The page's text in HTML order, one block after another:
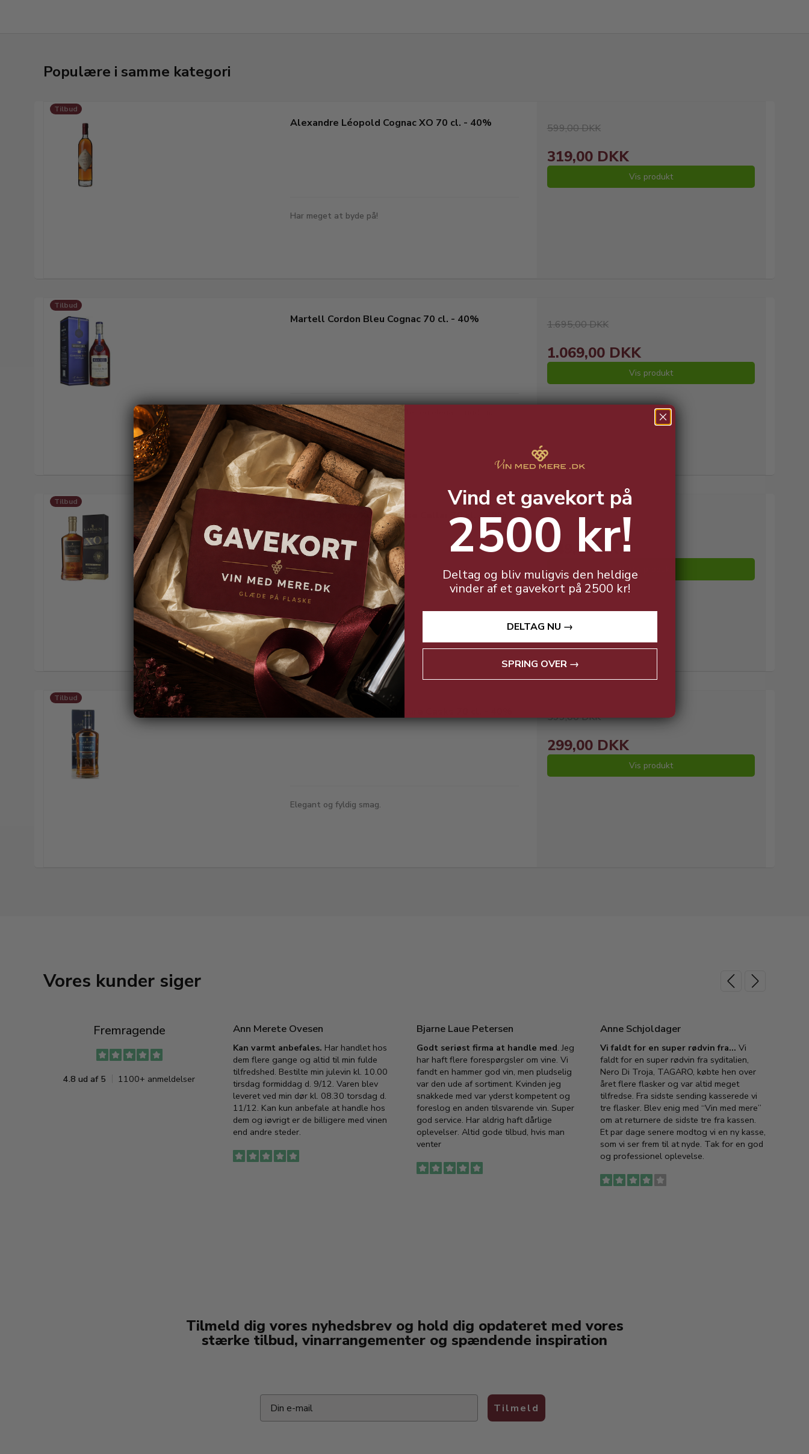
Populære i samme kategori
Tilbud
Alexandre Léopold Cognac XO 70 cl. - 40%
Har meget at byde på!
599,00 DKK
319,00 DKK
Vis produkt
Tilbud
Martell Cordon Bleu Cognac 70 cl. - 40%
Ekplosion af krydrede frugtnoter og elegant rigdom.
1.695,00 DKK
1.069,00 DKK
Vis produkt
Tilbud
Larsen Cognac XO Paradise Cellar 70 cl. - 40%
Fyldige og rige noter af frugt.
849,00 DKK
449,00 DKK
Tilbud
Larsen Cognac VSOP Mature Casks 70 cl. - 40%
Elegant og fyldig smag.
599,00 DKK
299,00 DKK
Vis produkt
Vores kunder siger
Fremragende
4.8 ud af 5 1100+ anmeldelser
Ann Merete Ovesen
Kan varmt anbefales. Har handlet hos
dem flere gange og altid til min fulde
tilfredshed. Bestilte min julevin kl. 10.00
tirsdag formiddag d. 9/12. Varen blev
leveret ved min dør kl. 08.30 torsdag d.
11/12. Kan kun anbefale at handle hos
dem og iøvrigt er de billigere med vinen
end andre steder.
Bjarne Laue Petersen
Godt seriøst firma at handle med. Jeg
har haft flere forespørgsler om vine. Vi
fandt en hammer god vin, men pludselig
var den ude af sortiment. Kvinden jeg
snakkede med var yderst kompetent og
foreslog en anden tilsvarende vin. Super
god service. Har aldrig haft dårlige
oplevelser. Altid gode tilbud, hvis man
venter
Anne Schjoldager
Vi faldt for en super rødvin fra… Vi
faldt for en super rødvin fra syditalien,
Nero Di Troja, TAGARO, købte hen over
året flere flasker og var altid meget
tilfredse. Fra sidste sending kasserede vi
tre flasker. Blev enig med “Vin med mere”
om at returnere de sidste tre fra kassen.
Et par dage senere modtog vi en ny kasse,
som vi ser frem til at nyde. Tak for en god
og professionel oplevelse.
Tilmeld dig vores nyhedsbrev og hold dig opdateret med vores
stærke tilbud, vinarrangementer og spændende inspiration
Tilmeld
Vind et gavekort på
2500 kr!
Deltag og bliv muligvis den heldige
vinder af et gavekort på 2500 kr!
DELTAG NU →
SPRING OVER →